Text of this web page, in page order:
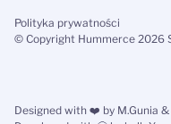
Polityka prywatności
© Copyright Hummerce 2026
Designed with ❤️ by M.Gunia &